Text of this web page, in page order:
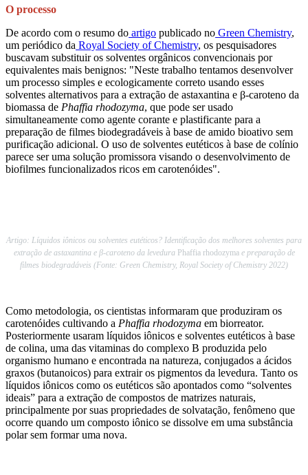
O processo
De acordo com o resumo do artigo publicado no Green Chemistry,
um periódico da Royal Society of Chemistry, os pesquisadores
buscavam substituir os solventes orgânicos convencionais por
equivalentes mais benignos: "Neste trabalho tentamos desenvolver
um processo simples e ecologicamente correto usando esses
solventes alternativos para a extração de astaxantina e β-caroteno da
biomassa de Phaffia rhodozyma, que pode ser usado
simultaneamente como agente corante e plastificante para a
preparação de filmes biodegradáveis à base de amido bioativo sem
purificação adicional. O uso de solventes eutéticos à base de colínio
parece ser uma solução promissora visando o desenvolvimento de
biofilmes funcionalizados ricos em carotenóides".
Artigo: Líquidos iônicos ou solventes eutéticos? Identificação dos melhores solventes para
extração de astaxantina e β-caroteno da levedura Phaffia rhodozymae preparação de
filmes biodegradáveis (Fonte: Green Chemistry, Royal Society of Chemistry 2022)
Como metodologia, os cientistas informaram que produziram os
carotenóides cultivando a Phaffia rhodozyma em biorreator.
Posteriormente usaram líquidos iônicos e solventes eutéticos à base
de colina, uma das vitaminas do complexo B produzida pelo
organismo humano e encontrada na natureza, conjugados a ácidos
graxos (butanoicos) para extrair os pigmentos da levedura. Tanto os
líquidos iônicos como os eutéticos são apontados como “solventes
ideais” para a extração de compostos de matrizes naturais,
principalmente por suas propriedades de solvatação, fenômeno que
ocorre quando um composto iônico se dissolve em uma substância
polar sem formar uma nova.